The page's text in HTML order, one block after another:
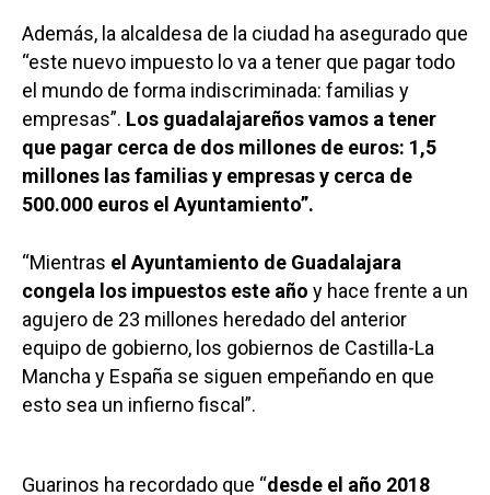
Además, la alcaldesa de la ciudad ha asegurado que
“este nuevo impuesto lo va a tener que pagar todo
el mundo de forma indiscriminada: familias y
empresas”. Los guadalajareños vamos a tener
que pagar cerca de dos millones de euros: 1,5
millones las familias y empresas y cerca de
500.000 euros el Ayuntamiento”.
“Mientras el Ayuntamiento de Guadalajara
congela los impuestos este año y hace frente a un
agujero de 23 millones heredado del anterior
equipo de gobierno, los gobiernos de Castilla-La
Mancha y España se siguen empeñando en que
esto sea un infierno fiscal”.
Guarinos ha recordado que “desde el año 2018